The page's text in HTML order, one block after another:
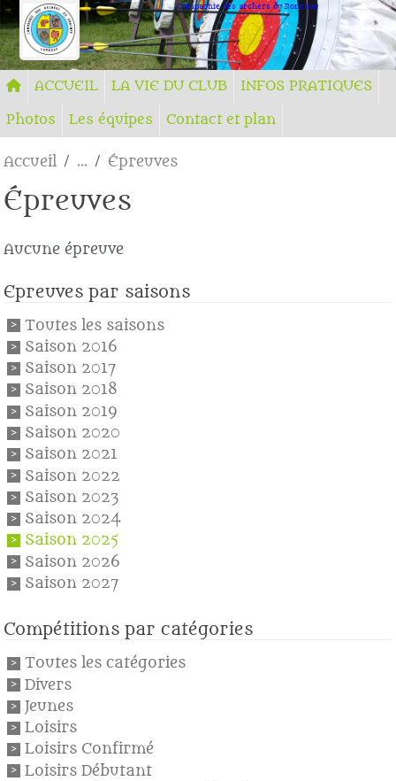
Compagnie des archers du Ronchay
ACCUEIL LA VIE DU CLUB
INFOS PRATIQUES
Photos
Les équipes Contact et plan
Accueil Épreuves
Épreuves
Aucune épreuve
Epreuves par saisons
Toutes les saisons
Saison 2016
Saison 2017
Saison 2018
Saison 2019
Saison 2020
Saison 2021
Saison 2022
Saison 2023
Saison 2024
Saison 2025
Saison 2026
Saison 2027
Compétitions par catégories
Toutes les catégories
Divers
Jeunes
Loisirs
Loisirs Confirmé
Loisirs Débutant
Panneau de gestion des cookies